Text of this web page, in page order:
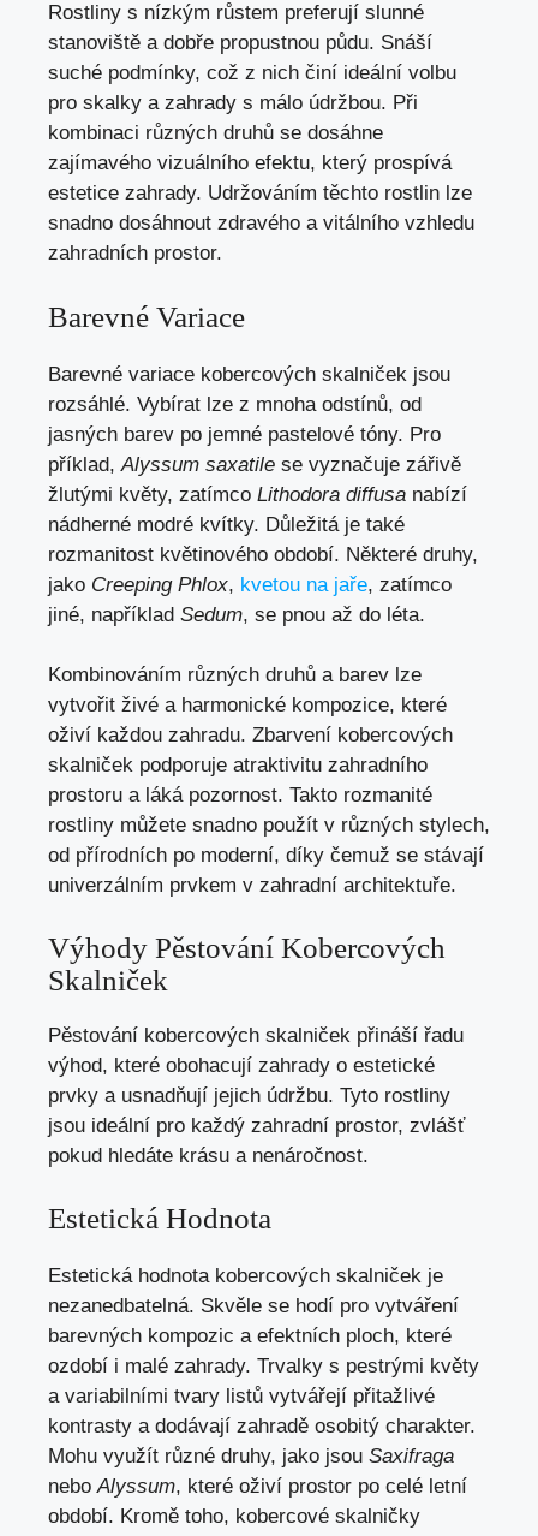
Rostliny s nízkým růstem preferují slunné
stanoviště a dobře propustnou půdu. Snáší
suché podmínky, což z nich činí ideální volbu
pro skalky a zahrady s málo údržbou. Při
kombinaci různých druhů se dosáhne
zajímavého vizuálního efektu, který prospívá
estetice zahrady. Udržováním těchto rostlin lze
snadno dosáhnout zdravého a vitálního vzhledu
zahradních prostor.
Barevné Variace
Barevné variace kobercových skalniček jsou
rozsáhlé. Vybírat lze z mnoha odstínů, od
jasných barev po jemné pastelové tóny. Pro
příklad, Alyssum saxatile se vyznačuje zářivě
žlutými květy, zatímco Lithodora diffusa nabízí
nádherné modré kvítky. Důležitá je také
rozmanitost květinového období. Některé druhy,
jako Creeping Phlox, kvetou na jaře, zatímco
jiné, například Sedum, se pnou až do léta.
Kombinováním různých druhů a barev lze
vytvořit živé a harmonické kompozice, které
oživí každou zahradu. Zbarvení kobercových
skalniček podporuje atraktivitu zahradního
prostoru a láká pozornost. Takto rozmanité
rostliny můžete snadno použít v různých stylech,
od přírodních po moderní, díky čemuž se stávají
univerzálním prvkem v zahradní architektuře.
Výhody Pěstování Kobercových
Skalniček
Pěstování kobercových skalniček přináší řadu
výhod, které obohacují zahrady o estetické
prvky a usnadňují jejich údržbu. Tyto rostliny
jsou ideální pro každý zahradní prostor, zvlášť
pokud hledáte krásu a nenáročnost.
Estetická Hodnota
Estetická hodnota kobercových skalniček je
nezanedbatelná. Skvěle se hodí pro vytváření
barevných kompozic a efektních ploch, které
ozdobí i malé zahrady. Trvalky s pestrými květy
a variabilními tvary listů vytvářejí přitažlivé
kontrasty a dodávají zahradě osobitý charakter.
Mohu využít různé druhy, jako jsou Saxifraga
neboAlyssum, které oživí prostor po celé letní
období. Kromě toho, kobercové skalničky